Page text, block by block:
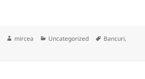
Author
mircea Categories
Uncategorized Tags
Bancuri,